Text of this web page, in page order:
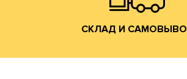
СКЛАД И